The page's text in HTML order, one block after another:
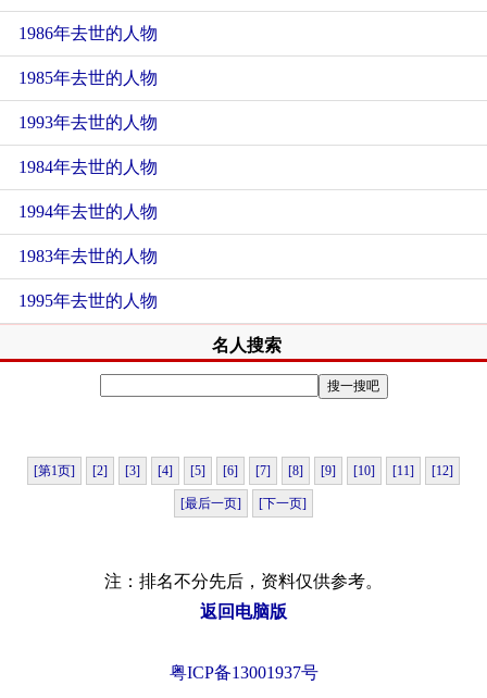
1986年去世的人物
1985年去世的人物
1993年去世的人物
1984年去世的人物
1994年去世的人物
1983年去世的人物
1995年去世的人物
名人搜索
[第1页] [2] [3] [4] [5] [6] [7] [8] [9] [10] [11] [12]
[最后一页] [下一页]
注：排名不分先后，资料仅供参考。
返回电脑版
粤ICP备13001937号